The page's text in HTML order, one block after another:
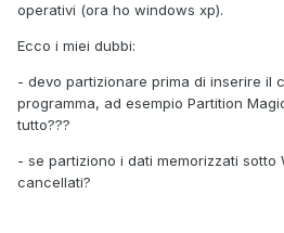
operativi (ora ho windows xp).
Ecco i miei dubbi:
- devo partizionare prima di inserire il
programma, ad esempio Partition
tutto???
- se partiziono i dati memorizzati sotto
cancellati?